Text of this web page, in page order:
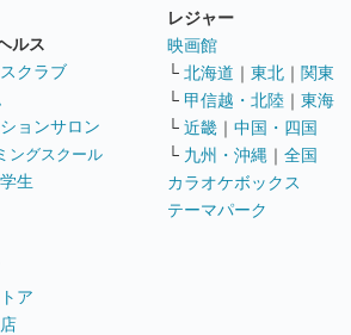
ルス
クラブ
ョンサロン
ングスクール
生
ア
レジャー
映画館
└ 北海道 ｜ 東北 ｜ 関東
└ 甲信越・北陸 ｜ 東海
└ 近畿 ｜ 中国・四国
└ 九州・沖縄 ｜ 全国
カラオケボックス
テーマパーク